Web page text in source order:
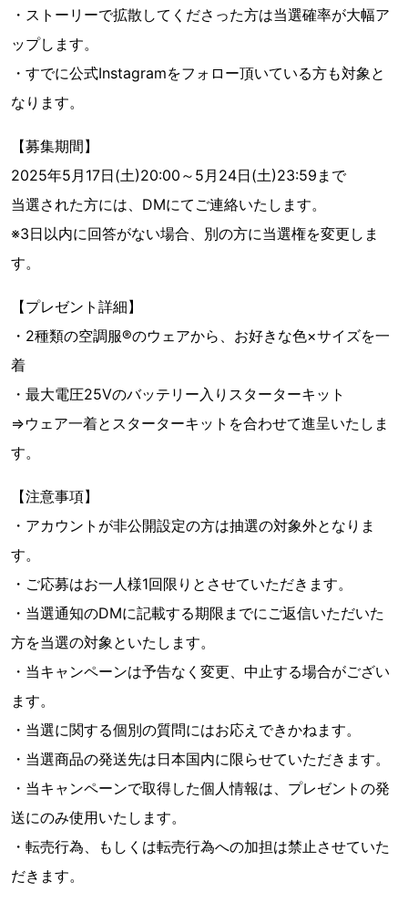
・ストーリーで拡散してくださった方は当選確率が大幅ア
ップします。
・すでに公式Instagramをフォロー頂いている方も対象と
なります。
【募集期間】
2025年5月17日(土)20:00～5月24日(土)23:59まで
当選された方には、DMにてご連絡いたします。
※3日以内に回答がない場合、別の方に当選権を変更しま
す。
【プレゼント詳細】
・2種類の空調服®のウェアから、お好きな色×サイズを一
着
・最大電圧25Vのバッテリー入りスターターキット
⇒ウェア一着とスターターキットを合わせて進呈いたしま
す。
【注意事項】
・アカウントが非公開設定の方は抽選の対象外となりま
す。
・ご応募はお一人様1回限りとさせていただきます。
・当選通知のDMに記載する期限までにご返信いただいた
方を当選の対象といたします。
・当キャンペーンは予告なく変更、中止する場合がござい
ます。
・当選に関する個別の質問にはお応えできかねます。
・当選商品の発送先は日本国内に限らせていただきます。
・当キャンペーンで取得した個人情報は、プレゼントの発
送にのみ使用いたします。
・転売行為、もしくは転売行為への加担は禁止させていた
だきます。